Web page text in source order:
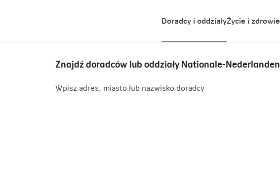
Doradcy i oddziałyŻycie i zdrowie
Znajdź doradców lub oddziały Nationale-Nederlanden
Wpisz adres, miasto lub nazwisko doradcy